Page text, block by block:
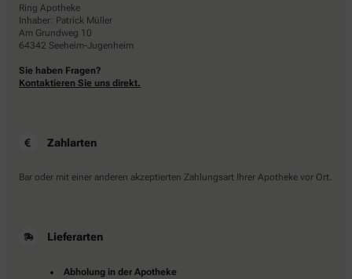
Ring Apotheke
Inhaber: Patrick Müller
Am Grundweg 10
64342 Seeheim-Jugenheim
Sie haben Fragen?
Kontaktieren Sie uns direkt.
Zahlarten
Bar oder mit einer anderen akzeptierten Zahlungsart Ihrer Apotheke vor Ort.
Lieferarten
Abholung in der Apotheke